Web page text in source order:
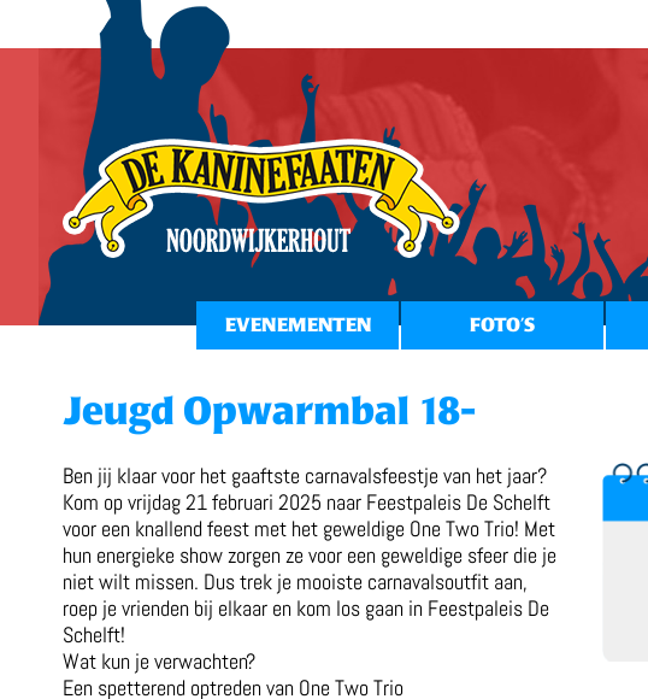
EVENEMENTEN FOTO’S
Jeugd Opwarmbal 18-
Ben jij klaar voor het gaaftste carnavalsfeestje van het jaar?
Kom op vrijdag 21 februari 2025 naar Feestpaleis De Schelft
voor een knallend feest met het geweldige One Two Trio! Met
hun energieke show zorgen ze voor een geweldige sfeer die je
niet wilt missen. Dus trek je mooiste carnavalsoutfit aan,
roep je vrienden bij elkaar en kom los gaan in Feestpaleis De
Schelft!
Wat kun je verwachten?
Een spetterend optreden van One Two Trio